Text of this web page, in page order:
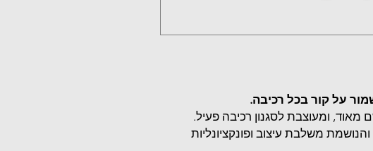
על קור בכל רכיבה.
ומעוצבת לסגנון רכיבה פעיל.
משלבת עיצוב ופונקציונליות